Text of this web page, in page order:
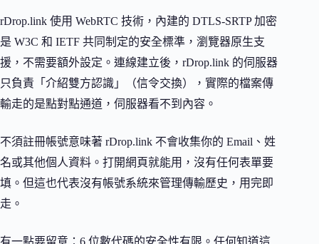
rDrop.link 使用 WebRTC 技術，內建的 DTLS-SRTP 加密
是 W3C 和 IETF 共同制定的安全標準，瀏覽器原生支
援，不需要額外設定。連線建立後，rDrop.link 的伺服器
只負責「介紹雙方認識」（信令交換），實際的檔案傳
輸走的是點對點通道，伺服器看不到內容。
不須註冊帳號意味著 rDrop.link 不會收集你的 Email、姓
名或其他個人資料。打開網頁就能用，沒有任何表單要
填。但這也代表沒有帳號系統來管理傳輸歷史，用完即
走。